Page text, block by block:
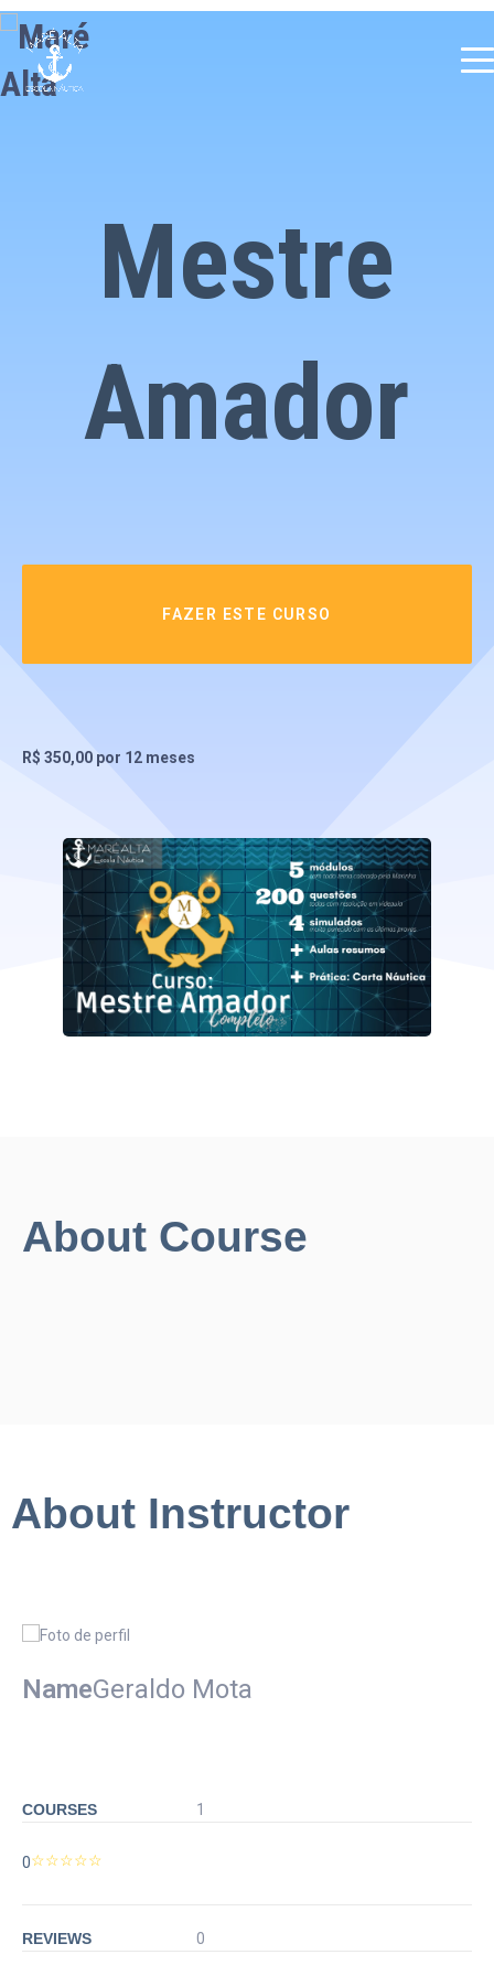
Mestre
Amador
FAZER ESTE CURSO
R$ 350,00 por 12 meses
About Course
About Instructor
NameGeraldo Mota
COURSES 1
0
REVIEWS 0